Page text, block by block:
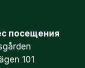
посещения
101